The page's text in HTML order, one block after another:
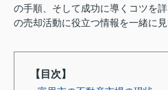
の手順、そして成功に導くコツを
の売却活動に役立つ情報を一緒に見
【目次】